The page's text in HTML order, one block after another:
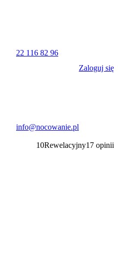
22 116 82 96
info@nocowanie.pl
Zaloguj się
10Rewelacyjny17 opinii